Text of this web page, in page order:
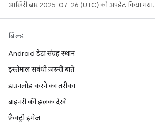
आखिरी बार 2025-07-26 (UTC) को अपडेट किया गया.
बिल्ड
Android डेटा संग्रह स्थान
इस्तेमाल संबंधी ज़रूरी बातें
डाउनलोड करने का तरीका
बाइनरी की झलक देखें
फ़ैक्ट्री इमेज